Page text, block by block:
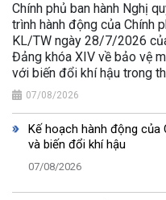
Chính phủ ban hành Nghị
trình hành động của Chính
KL/TW ngày 28/7/2026
Đảng khóa XIV về bảo vệ
với biến đổi khí hậu trong
07/08/2026
Kế hoạch hành động
và biến đổi khí hậu
07/08/2026